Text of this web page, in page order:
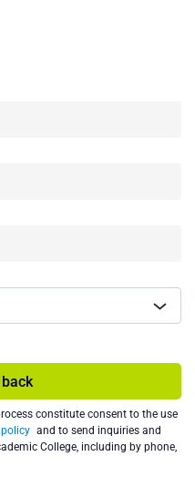
constitute consent to the use
and to send inquiries and
College, including by phone,